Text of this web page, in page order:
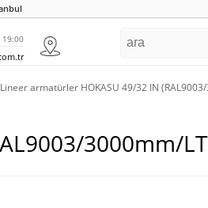
19:00
Lineer armatürler HOKASU 49/32 IN
3000mm/